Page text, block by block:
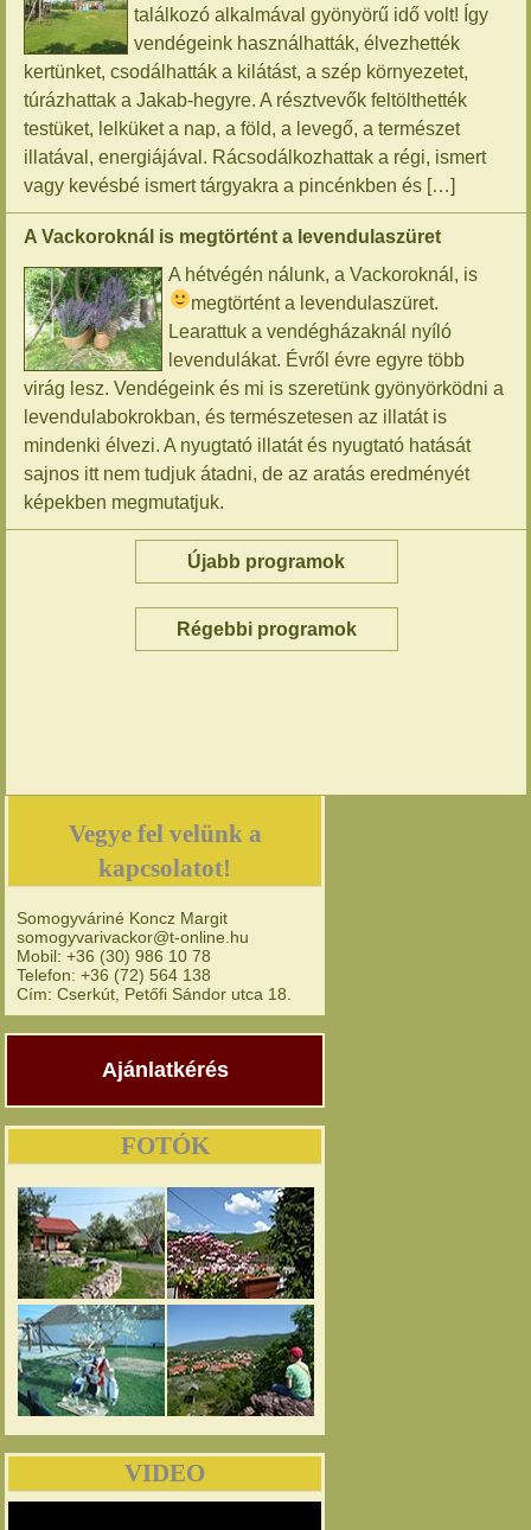
találkozó alkalmával gyönyörű idő volt! Így
vendégeink használhatták, élvezhették
kertünket, csodálhatták a kilátást, a szép környezetet,
túrázhattak a Jakab-hegyre. A résztvevők feltölthették
testüket, lelküket a nap, a föld, a levegő, a természet
illatával, energiájával. Rácsodálkozhattak a régi, ismert
vagy kevésbé ismert tárgyakra a pincénkben és […]
A Vackoroknál is megtörtént a levendulaszüret
A hétvégén nálunk, a Vackoroknál, is
megtörtént a levendulaszüret.
Learattuk a vendégházaknál nyíló
levendulákat. Évről évre egyre több
virág lesz. Vendégeink és mi is szeretünk gyönyörködni a
levendulabokrokban, és természetesen az illatát is
mindenki élvezi. A nyugtató illatát és nyugtató hatását
sajnos itt nem tudjuk átadni, de az aratás eredményét
képekben megmutatjuk.
Újabb programok
Régebbi programok
Vegye fel velünk a
kapcsolatot!
Somogyváriné Koncz Margit
somogyvarivackor@t-online.hu
Mobil: +36 (30) 986 10 78
Telefon: +36 (72) 564 138
Cím: Cserkút, Petőfi Sándor utca 18.
Ajánlatkérés
FOTÓK
VIDEO